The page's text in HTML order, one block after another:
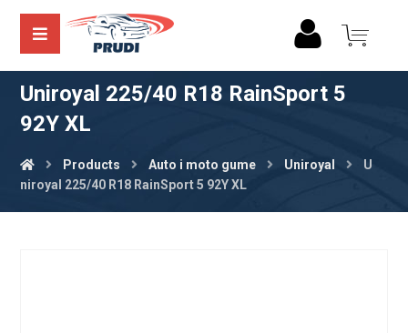
Uniroyal 225/40 R18 RainSport 5
92Y XL
Products Auto i moto gume Uniroyal
U
niroyal 225/40 R18 RainSport 5 92Y XL